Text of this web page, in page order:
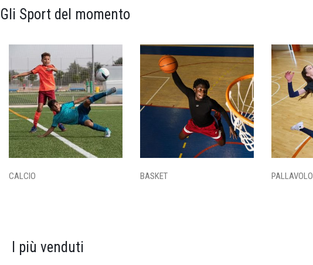
Gli Sport del momento
CALCIO BASKET PALLAVOLO
I più venduti